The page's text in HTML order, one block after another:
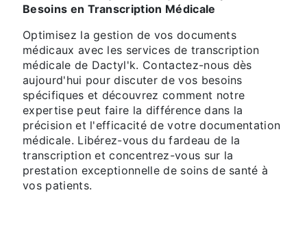
Besoins en Transcription Médicale
Optimisez la gestion de vos documents
médicaux avec les services de transcription
médicale de Dactyl'k. Contactez-nous dès
aujourd'hui pour discuter de vos besoins
spécifiques et découvrez comment notre
expertise peut faire la différence dans la
précision et l'efficacité de votre documentation
médicale. Libérez-vous du fardeau de la
transcription et concentrez-vous sur la
prestation exceptionnelle de soins de santé à
vos patients.